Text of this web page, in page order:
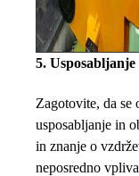
5. Usposabljanje
Zagotovite, da se
usposabljanje in
in znanje o
neposredno